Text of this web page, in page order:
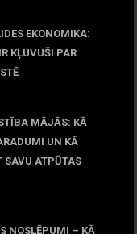
EKONOMIKA:
KĻUVUŠI PAR
MĀJĀS: KĀ
UN KĀ
SAVU ATPŪTAS
NOSLĒPUMI – KĀ